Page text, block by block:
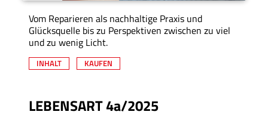
Vom Reparieren als nachhaltige Praxis und
Glücksquelle bis zu Perspektiven zwischen zu viel
und zu wenig Licht.
INHALT KAUFEN
LEBENSART 4a/2025